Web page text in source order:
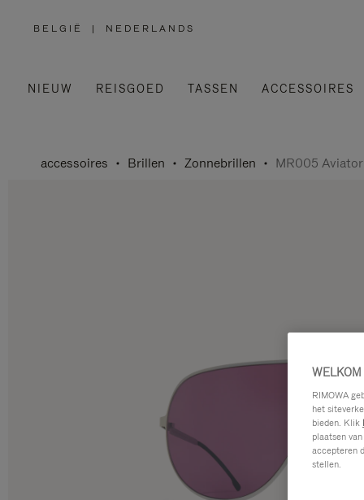
BELGIË
,
| NEDERLANDS
NIEUW REISGOED TASSEN ACCESSOIRES
accessoires Brillen Zonnebrillen MR005
RIMOWA
het
bieden. Klik
plaatsen
accepteren
stellen.